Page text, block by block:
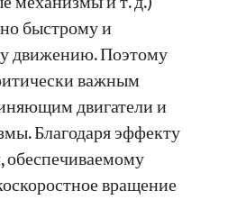
быстрому и
движению. Поэтому
важным
двигатели и
Благодаря эффекту
обеспечиваемому
вращение